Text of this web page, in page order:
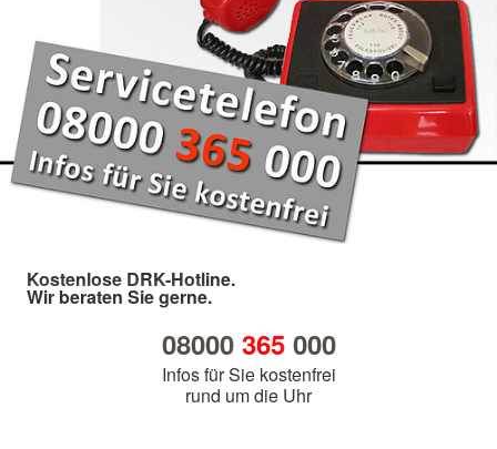
Kostenlose DRK-Hotline.
Wir beraten Sie gerne.
08000 365000
Infos für Sie kostenfrei
rund um die Uhr